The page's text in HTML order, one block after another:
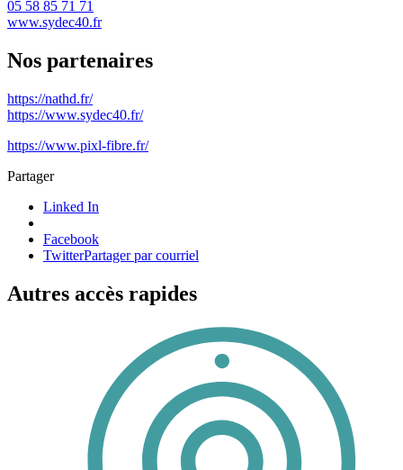
05 58 85 71 71
www.sydec40.fr
Nos partenaires
https://nathd.fr/
https://www.sydec40.fr/
https://www.pixl-fibre.fr/
Partager
Linked In
Facebook
TwitterPartager par courriel
Autres accès rapides